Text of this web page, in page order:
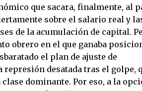
que sacara, finalmente, al
sobre el salario real y
de la acumulación de capital.
obrero en el que ganaba
el plan de ajuste de
desatada tras el golpe,
dominante. Por eso, a la